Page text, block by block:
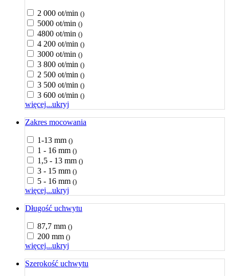
2 000 ot/min ()
5000 ot/min ()
4800 ot/min ()
4 200 ot/min ()
3000 ot/min ()
3 800 ot/min ()
2 500 ot/min ()
3 500 ot/min ()
3 600 ot/min ()
więcej...ukryj
Zakres mocowania
1-13 mm ()
1 - 16 mm ()
1,5 - 13 mm ()
3 - 15 mm ()
5 - 16 mm ()
więcej...ukryj
Długość uchwytu
87,7 mm ()
200 mm ()
więcej...ukryj
Szerokość uchwytu